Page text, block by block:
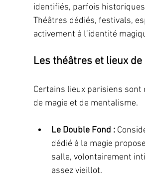
identifiés, parfois
Théâtres dédiés, festivals,
activement à l’identité
Les théâtres et lieux
Certains lieux parisiens
de magie et de mentalisme.
Le Double Fond :
dédié à la magie
salle, volontairement
assez vieillot.